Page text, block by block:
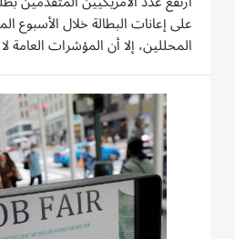
على إعانات البطالة خلال الأسبوع
المحللين، إلا أن المؤشرات
مستقرة نسبياً في الولايات
الأمريكية، الخميس، أن الطلبات
إعانات...